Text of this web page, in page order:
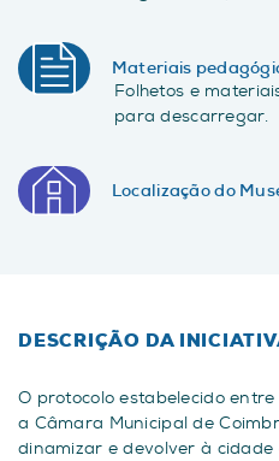
Materiais
Folhetos e
para descarregar.
Localização do
DESCRIÇÃO DA
O protocolo estabelecido
a Câmara Municipal de
dinamizar e devolver à